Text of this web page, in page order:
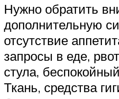
Нужно обратить
дополнительную
отсутствие
запросы в еде,
стула,
Ткань, средства